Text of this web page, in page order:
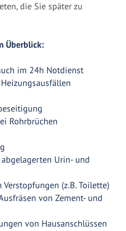
die Sie später zu
Überblick:
im 24h Notdienst
Rohrbrüchen
Urin- und
(z.B. Toilette)
von Zement- und
von Hausanschlüssen